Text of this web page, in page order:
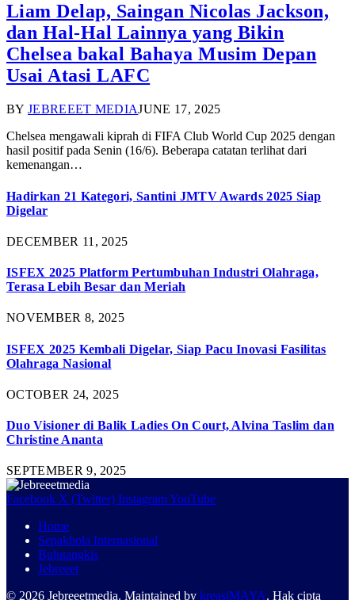
Liam Delap, Saingan Nicolas Jackson,
dan Hal-Hal Lainnya yang Bikin
Chelsea bakal Bahaya Musim Depan
Usai Atasi LAFC
BY JEBREEET MEDIAJUNE 17, 2025
Chelsea mengawali kiprah di FIFA Club World Cup 2025 dengan
hasil positif pada Senin (16/6). Beberapa catatan terlihat dari
kemenangan…
Hadirkan 21 Kategori, Santini JMTV Awards 2025 Siap
Digelar
DECEMBER 11, 2025
ISFEX 2025 Platform Pertumbuhan Industri Olahraga,
Terasa Lebih Besar dan Meriah
NOVEMBER 8, 2025
ISFEX 2025 Kembali Digelar, Siap Pacu Inovasi Fasilitas
Olahraga Nasional
OCTOBER 24, 2025
Duo Visioner di Balik Ladies On Court, Alvina Taslim dan
Christine Ananta
SEPTEMBER 9, 2025
Facebook X (Twitter) InstagramYouTube
Home
Sepakbola Internasional
Bulutangkis
Jebreeet
© 2026 Jebreeetmedia. Maintained by kreasiMAYA. Hak cipta